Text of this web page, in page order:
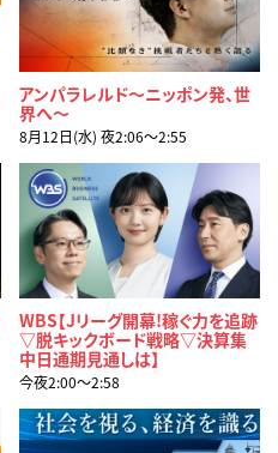
アンパラレルド～ニッポン発、世
界へ～
8月12日(水) 夜2:06〜2:55
WBS【Jリーグ開幕!稼ぐ力を追跡
▽脱キックボード戦略▽決算集
中日通期見通しは】
今夜2:00〜2:58